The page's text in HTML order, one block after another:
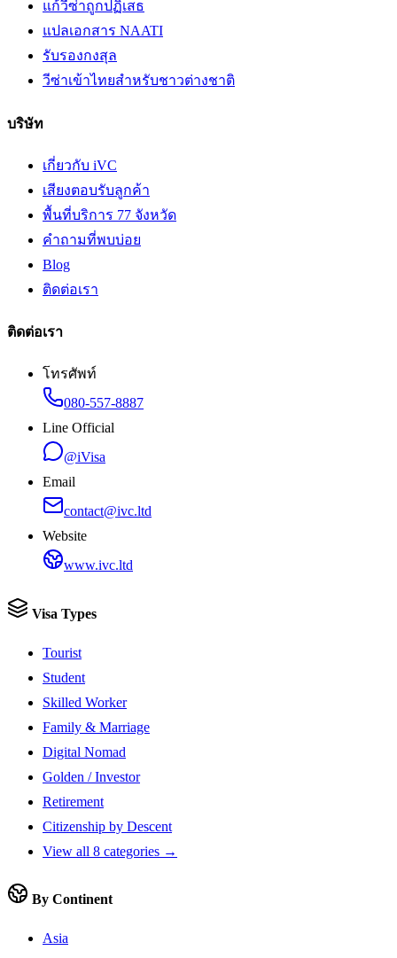
แก้วีซ่าถูกปฏิเสธ
แปลเอกสาร NAATI
รับรองกงสุล
วีซ่าเข้าไทยสำหรับชาวต่างชาติ
บริษัท
เกี่ยวกับ iVC
เสียงตอบรับลูกค้า
พื้นที่บริการ 77 จังหวัด
คำถามที่พบบ่อย
Blog
ติดต่อเรา
ติดต่อเรา
โทรศัพท์
080-557-8887
Line Official
@iVisa
Email
contact@ivc.ltd
Website
www.ivc.ltd
Visa Types
Tourist
Student
Skilled Worker
Family & Marriage
Digital Nomad
Golden / Investor
Retirement
Citizenship by Descent
View all 8 categories →
By Continent
Asia